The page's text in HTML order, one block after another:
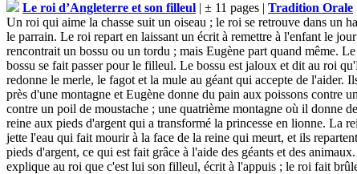
Le roi d’Angleterre et son filleul | ± 11 pages | Tradition Orale
Un roi qui aime la chasse suit un oiseau ; le roi se retrouve dans un
le parrain. Le roi repart en laissant un écrit à remettre à l'enfant le
rencontrait un bossu ou un tordu ; mais Eugène part quand même.
bossu se fait passer pour le filleul. Le bossu est jaloux et dit au roi
redonne le merle, le fagot et la mule au géant qui accepte de l'aider.
près d'une montagne et Eugène donne du pain aux poissons contre
contre un poil de moustache ; une quatrième montagne où il donne
reine aux pieds d'argent qui a transformé la princesse en lionne. La
jette l'eau qui fait mourir à la face de la reine qui meurt, et ils
pieds d'argent, ce qui est fait grâce à l'aide des géants et des
explique au roi que c'est lui son filleul, écrit à l'appuis ; le roi fait